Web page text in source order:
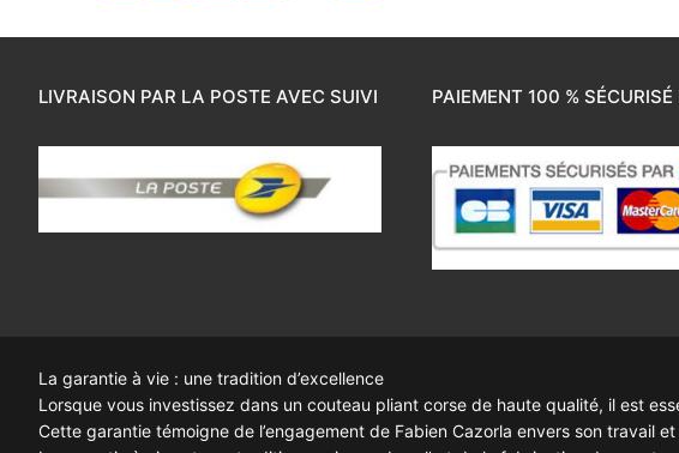
LIVRAISON PAR LA POSTE AVEC SUIVI PAIEMENT 100 % SÉCURISÉ
La garantie à vie : une tradition d’excellence
Lorsque vous investissez dans un couteau pliant corse de haute qualité, il est
Cette garantie témoigne de l’engagement de Fabien Cazorla envers son travail